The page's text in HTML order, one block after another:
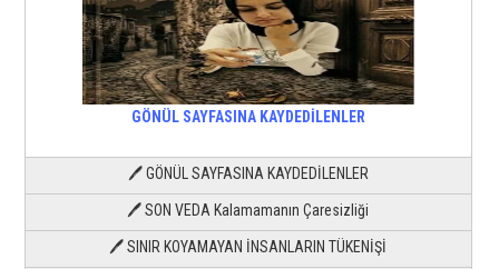
GÖNÜL SAYFASINA KAYDEDİLENLER
🖊 GÖNÜL SAYFASINA KAYDEDİLENLER
🖊 SON VEDA Kalamamanın Çaresizliği
🖊 SINIR KOYAMAYAN İNSANLARIN TÜKENİŞİ